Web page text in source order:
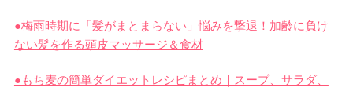
●梅雨時期に「髪がまとまらない」悩みを撃退！加齢に負け
ない髪を作る頭皮マッサージ＆食材
●もち麦の簡単ダイエットレシピまとめ｜スープ、サラダ、